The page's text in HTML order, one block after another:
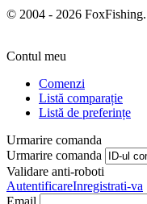
© 2004 - 2026 FoxFishing.
Contul meu
Comenzi
Listă comparație
Listă de preferințe
Urmarire comanda
Urmarire comanda
Validare anti-roboti
AutentificareInregistrati-va
Email